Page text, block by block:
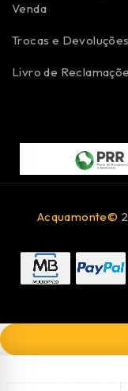
Venda
Trocas e Devoluções
Livro de
Acquamonte©